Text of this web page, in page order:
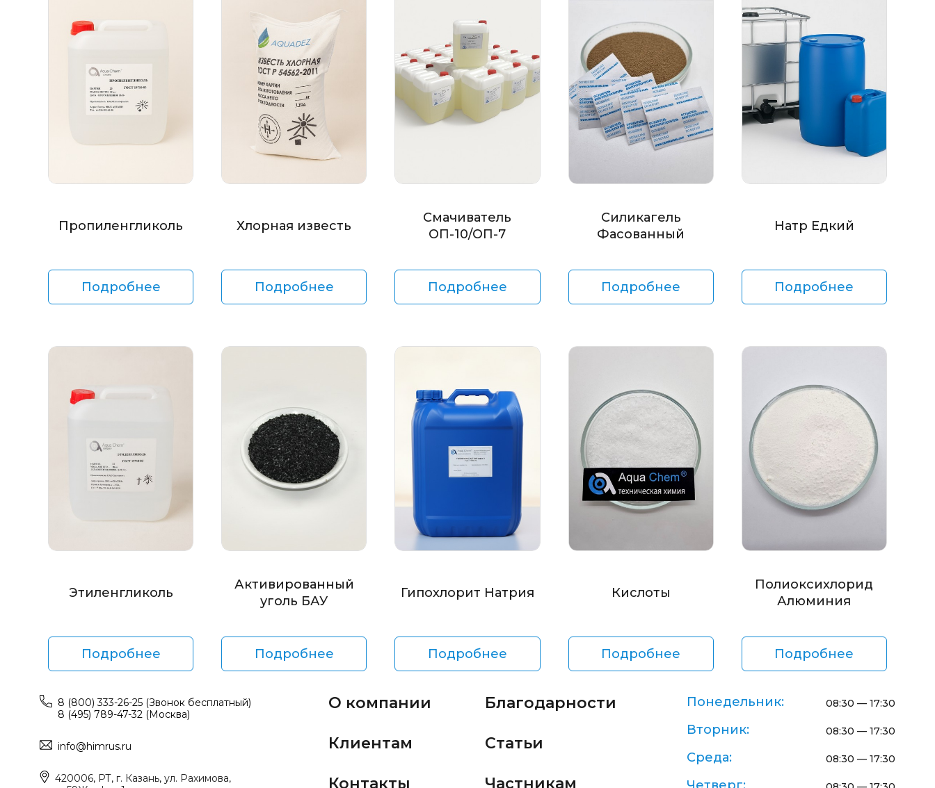
Пропиленгликоль
Подробнее
Хлорная известь
Подробнее
Смачиватель
ОП-10/ОП-7
Подробнее
Силикагель
Фасованный
Подробнее
Натр Едкий
Подробнее
Этиленгликоль
Подробнее
Активированный
уголь БАУ
Подробнее
Гипохлорит Натрия
Подробнее
Кислоты
Подробнее
Полиоксихлорид
Алюминия
Подробнее
8 (800) 333-26-25 (Звонок бесплатный)
8 (495) 789-47-32 (Москва)
info@himrus.ru
420006, РТ, г. Казань, ул. Рахимова,
О компании
Клиентам
Контакты
Благодарности
Статьи
Частникам
Понедельник: 08:30 — 17:30
Вторник: 08:30 — 17:30
Среда: 08:30 — 17:30